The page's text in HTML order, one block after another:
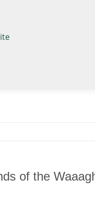
of the